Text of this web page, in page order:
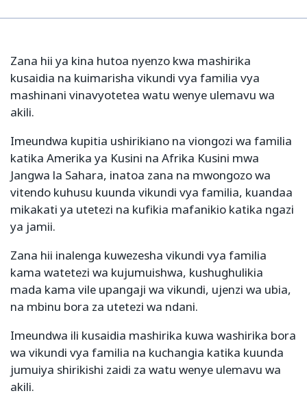
Zana hii ya kina hutoa nyenzo kwa mashirika
kusaidia na kuimarisha vikundi vya familia vya
mashinani vinavyotetea watu wenye ulemavu wa
akili.
Imeundwa kupitia ushirikiano na viongozi wa familia
katika Amerika ya Kusini na Afrika Kusini mwa
Jangwa la Sahara, inatoa zana na mwongozo wa
vitendo kuhusu kuunda vikundi vya familia, kuandaa
mikakati ya utetezi na kufikia mafanikio katika ngazi
ya jamii.
Zana hii inalenga kuwezesha vikundi vya familia
kama watetezi wa kujumuishwa, kushughulikia
mada kama vile upangaji wa vikundi, ujenzi wa ubia,
na mbinu bora za utetezi wa ndani.
Imeundwa ili kusaidia mashirika kuwa washirika bora
wa vikundi vya familia na kuchangia katika kuunda
jumuiya shirikishi zaidi za watu wenye ulemavu wa
akili.